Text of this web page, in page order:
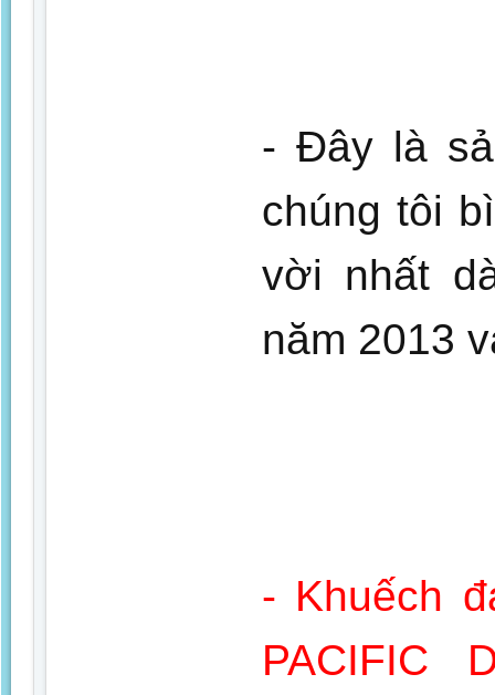
- Đây là
chúng tôi
vời nhất
năm 2013
- Khuếch
PACIFIC